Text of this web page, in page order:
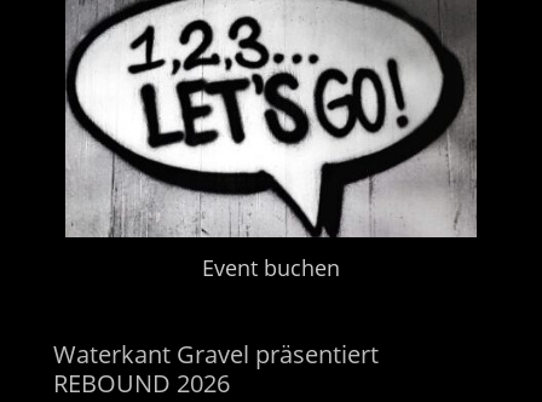
Event buchen
Waterkant Gravel präsentiert
REBOUND 2026